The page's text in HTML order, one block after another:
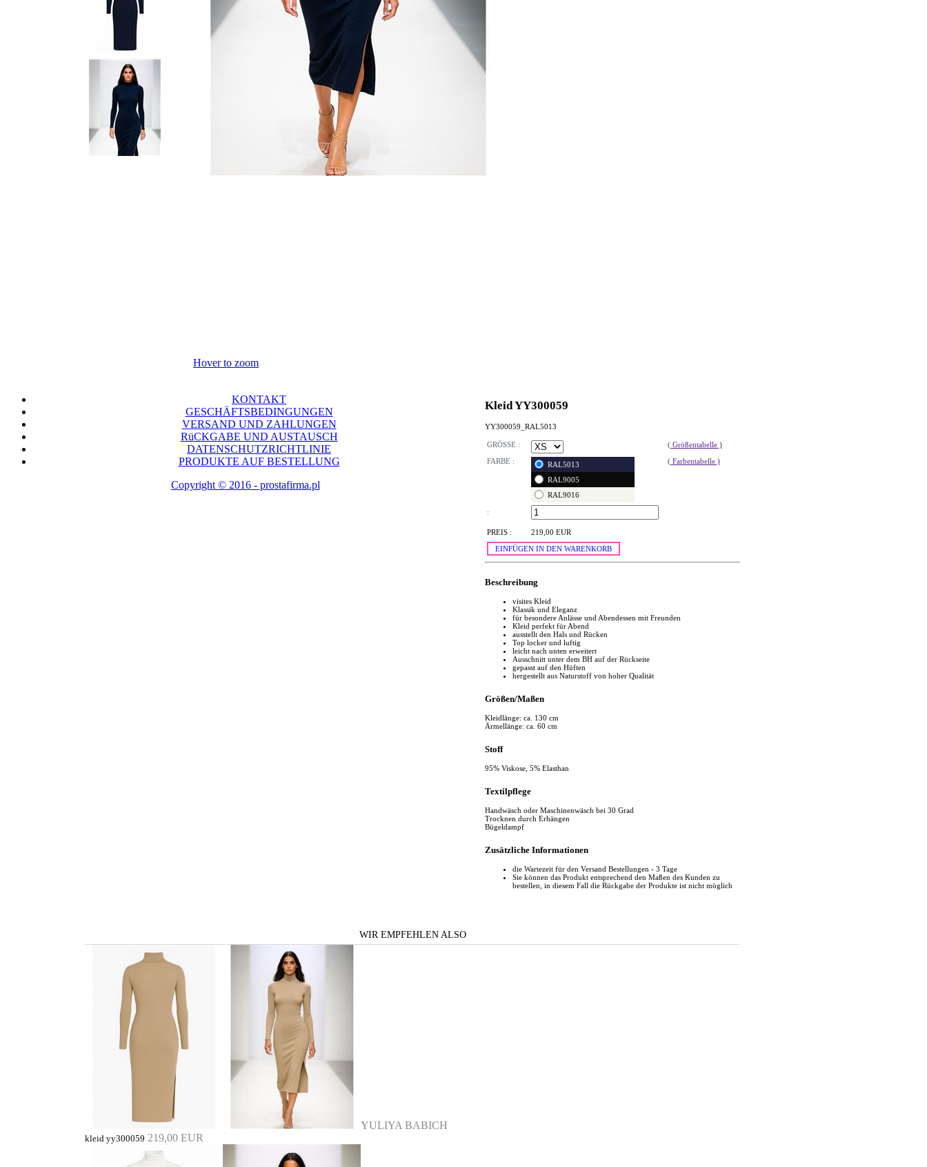
Hover to zoom
Kleid YY300059
YY300059_RAL5013
GRÖSSE :
( Größentabelle )
FARBE :
RAL5013
RAL9005
RAL9016
( Farbentabelle )
:
PREIS :
219,00 EUR
EINFÜGEN IN DEN WARENKORB
Beschreibung
visites Kleid
Klassik und Eleganz
für besondere Anlässe und Abendessen mit Freunden
Kleid perfekt für Abend
ausstellt den Hals und Rücken
Top locker und luftig
leicht nach unten erweitert
Ausschnitt unter dem BH auf der Rückseite
gepasst auf den Hüften
hergestellt aus Naturstoff von hoher Qualität
Größen/Maßen
Kleidlänge: ca. 130 cm
Ärmellänge: ca. 60 cm
Stoff
95% Viskose, 5% Elasthan
Textilpflege
Handwäsch oder Maschinenwäsch bei 30 Grad
Trocknen durch Erhängen
Bügeldampf
Zusätzliche Informationen
die Wartezeit für den Versand Bestellungen - 3 Tage
Sie können das Produkt entsprechend den Maßen des Kunden zu
bestellen, in diesem Fall die Rückgabe der Produkte ist nicht möglich
WIR EMPFEHLEN ALSO
YULIYA BABICH
kleid yy300059 219,00 EUR
KONTAKT
GESCHÄFTSBEDINGUNGEN
VERSAND UND ZAHLUNGEN
RüCKGABE UND AUSTAUSCH
DATENSCHUTZRICHTLINIE
PRODUKTE AUF BESTELLUNG
Copyright © 2016 - prostafirma.pl